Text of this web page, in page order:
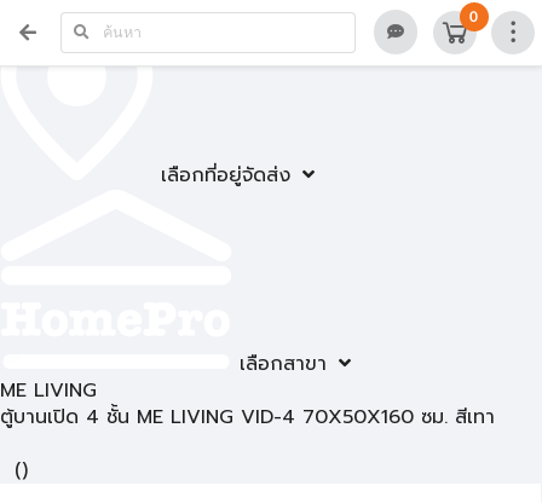
เลือกที่อยู่จัดส่ง
เลือกสาขา
0
ME LIVING
ตู้บานเปิด 4 ชั้น ME LIVING VID-4 70X50X160 ซม. สีเทา
()